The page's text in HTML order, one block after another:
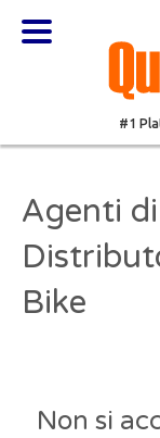
#1
Agenti
Bike
Non si